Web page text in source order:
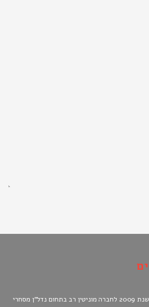
חברת נדלנטים הוקמה בשנת 2009 לחברה מוניטין רב בתחום נדל"ן מסחרי